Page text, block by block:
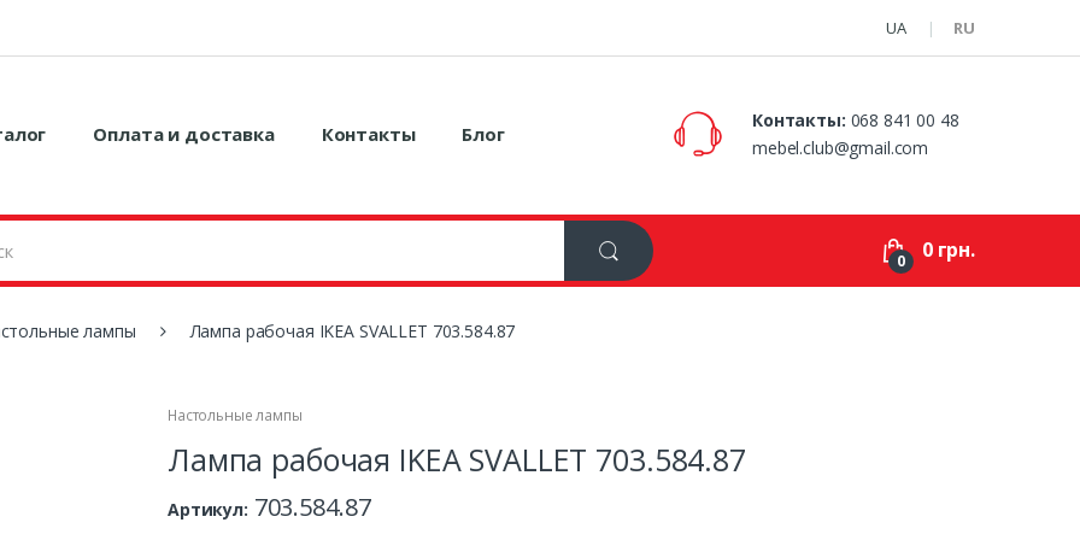
UA RU
Оплата и доставка Контакты Блог
Контакты: 068 841 00 48
mebel.club@gmail.com
0 0 грн.
лампы Лампа рабочая IKEA SVALLET 703.584.87
Настольные лампы
Лампа рабочая IKEA SVALLET 703.584.87
Артикул: 703.584.87